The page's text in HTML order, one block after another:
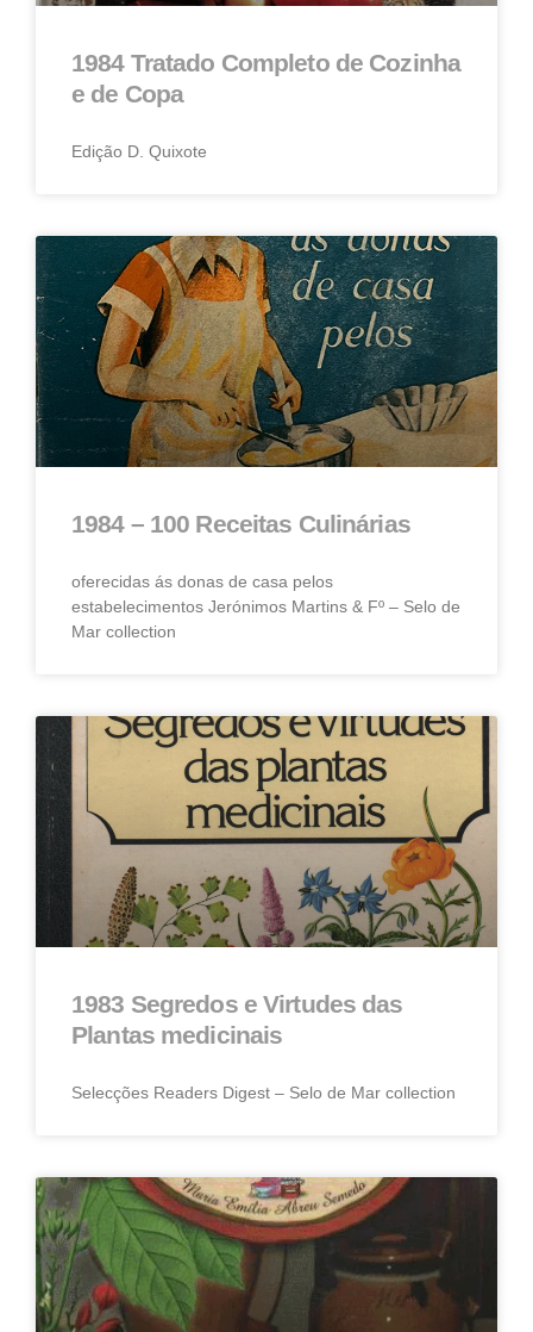
1984 Tratado Completo de Cozinha
e de Copa
Edição D. Quixote
1984 – 100 Receitas Culinárias
oferecidas ás donas de casa pelos
estabelecimentos Jerónimos Martins & Fº – Selo de
Mar collection
1983 Segredos e Virtudes das
Plantas medicinais
Selecções Readers Digest – Selo de Mar collection